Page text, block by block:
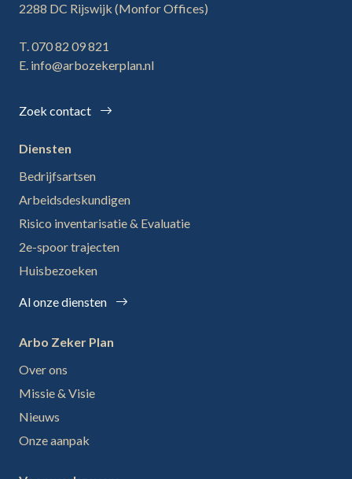
2288 DC Rijswijk (Monfor Offices)
T. 070 82 09 821
E. info@arbozekerplan.nl
Zoek contact
Diensten
Bedrijfsartsen
Arbeidsdeskundigen
Risico inventarisatie & Evaluatie
2e-spoor trajecten
Huisbezoeken
Al onze diensten
Arbo Zeker Plan
Over ons
Missie & Visie
Nieuws
Onze aanpak